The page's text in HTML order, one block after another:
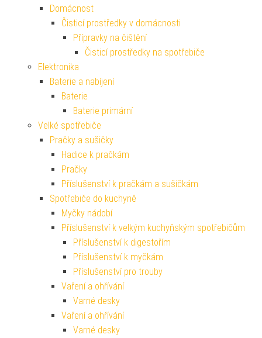
Domácnost
Čisticí prostředky v domácnosti
Přípravky na čištění
Čisticí prostředky na spotřebiče
Elektronika
Baterie a nabíjení
Baterie
Baterie primární
Velké spotřebiče
Pračky a sušičky
Hadice k pračkám
Pračky
Příslušenství k pračkám a sušičkám
Spotřebiče do kuchyně
Myčky nádobí
Příslušenství k velkým kuchyňským spotřebičům
Příslušenství k digestořím
Příslušenství k myčkám
Příslušenství pro trouby
Vaření a ohřívání
Varné desky
Vaření a ohřívání
Varné desky